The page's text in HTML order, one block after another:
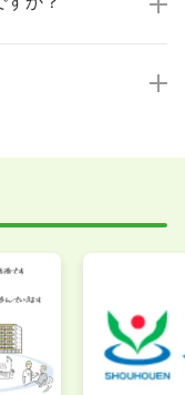
判断いただけま
転職を考え始め
分からない」とい
はWEB面接を導入
お気軽にお申し